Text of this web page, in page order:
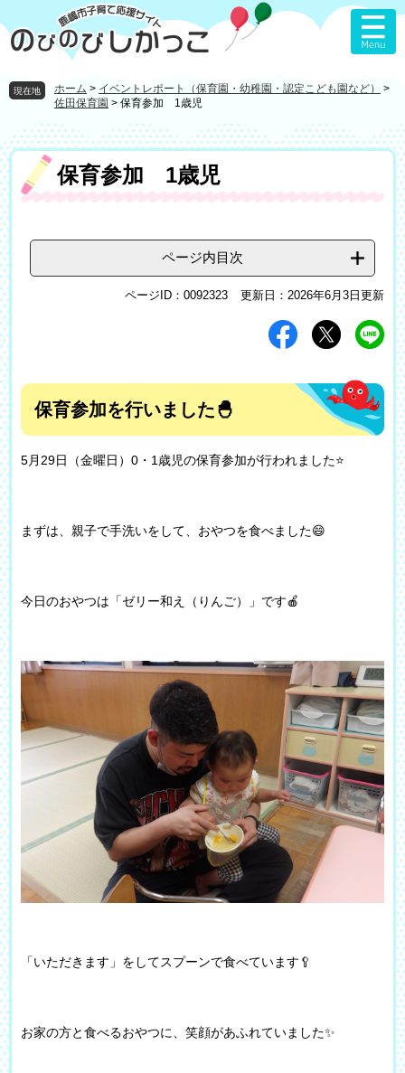
ー
ジ
先
頭
す
。
ニ
ュ
を
飛
し
て
本
文
へ
現在地 ホーム > イベントレポート（保育園・幼稚園・認定こども園など）
>
佐田保育園 > 保育参加 1歳児
本
文
保育参加 1歳児
ページ内目次
ページID：0092323 更新日：2026年6月3日更新
保育参加を行いました🐣
5月29日（金曜日）0・1歳児の保育参加が行われました⭐
まずは、親子で手洗いをして、おやつを食べました😄
今日のおやつは「ゼリー和え（りんご）」です🍎
「いただきます」をしてスプーンで食べています🥄
お家の方と食べるおやつに、笑顔があふれていました✨